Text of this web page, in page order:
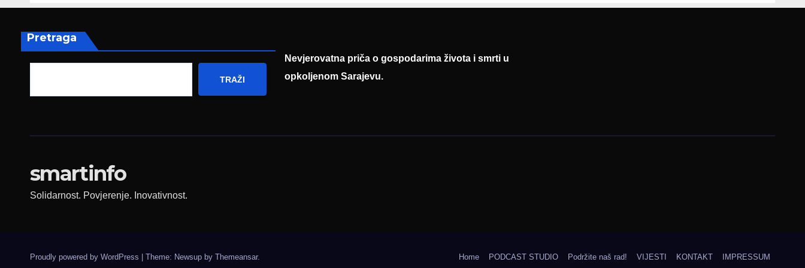
Njemačke
Federalnog sajma
Pretraga
TRAŽI
Nevjerovatna priča o gospodarima života i smrti u
opkoljenom Sarajevu.
smartinfo
Solidarnost. Povjerenje. Inovativnost.
Proudly powered by WordPress Theme: Newsup by Themeansar. Home PODCAST STUDIO Podržite naš rad! VIJESTI KONTAKT IMPRESSUM